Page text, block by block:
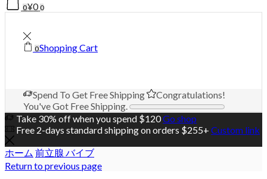
0¥0 0
0Shopping Cart
Spend To Get Free Shipping
Congratulations!
You've Got Free Shipping.
Take 30% off when you spend $120Go shop
Free 2-days standard shipping on orders $255+ Custom link
ホーム 前立腺 バイブ
Return to previous page